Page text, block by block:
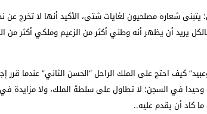
شعاره مصلحيون لغايات شتى، الأكيد أنها لا تخرج عن
يريد أن يظهر أنه وطني أكثر من الزعيم وملكي أكثر من
كيف احتج على الملك الراحل “الحسن الثاني” عندما قرر
في السجن؛ لا تطاول على سلطة الملك، ولا مزايدة
كاد أن يقدم عليه..